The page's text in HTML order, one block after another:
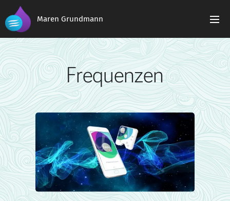
Maren Grundmann
Frequenzen